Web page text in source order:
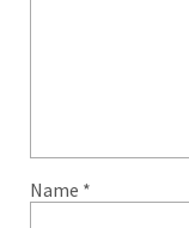
Name *